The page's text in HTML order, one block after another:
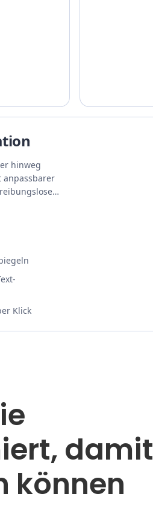
hinweg
anpassbarer
Klick
damit
können